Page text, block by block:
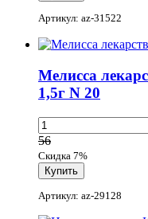
Артикул: az-31522
Мелисса
1,5г N 20
56
Скидка 7%
Артикул: az-29128